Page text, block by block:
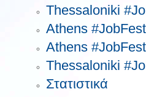
Τhessaloniki
Athens
Athens
Thessaloniki
Στατιστικά